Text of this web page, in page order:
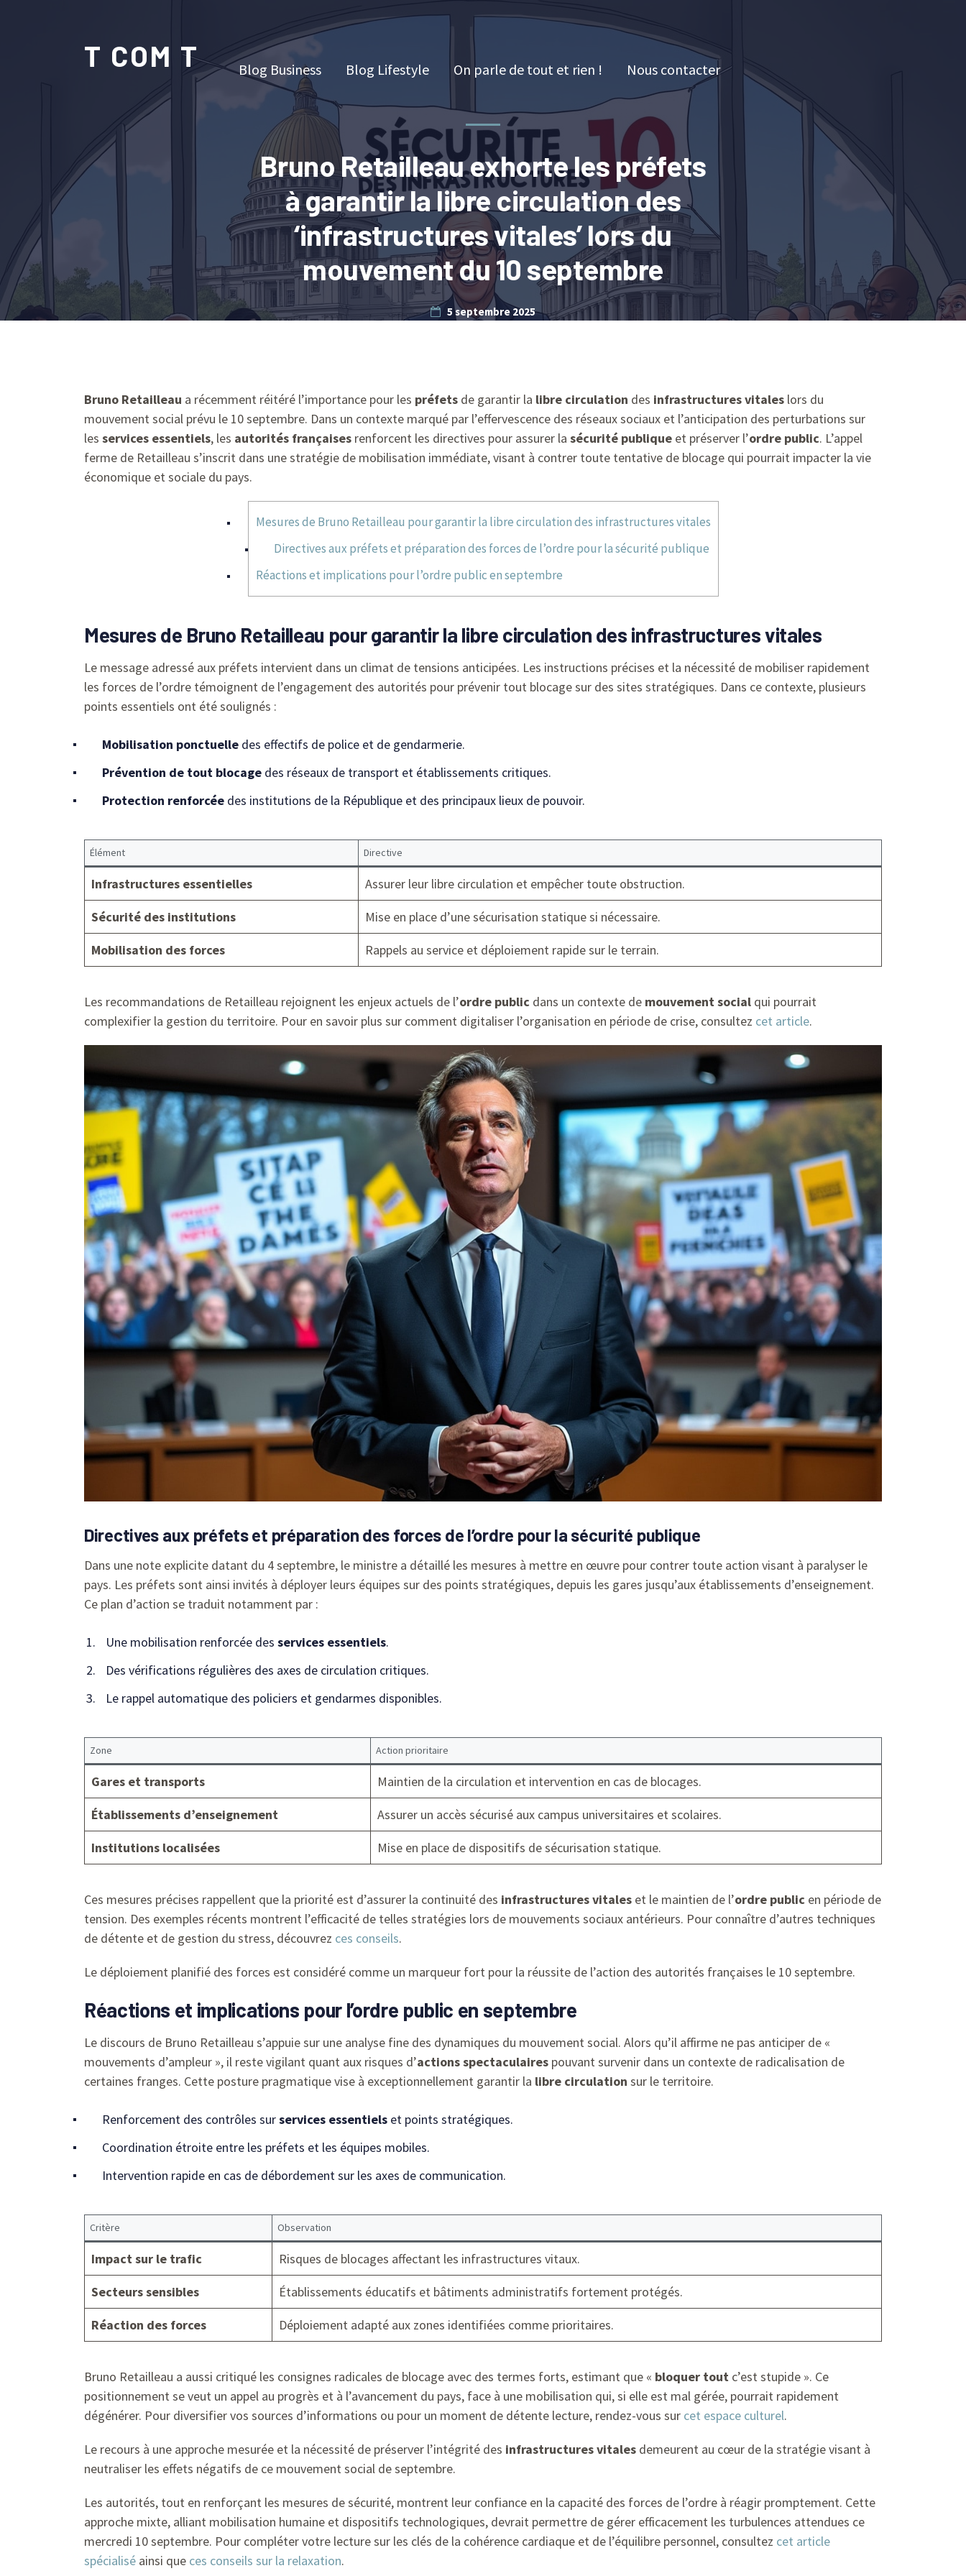
T COM T Blog Business Blog Lifestyle On parle de tout et rien ! Nous contacter
Bruno Retailleau exhorte les préfets
à garantir la libre circulation des
‘infrastructures vitales’ lors du
mouvement du 10 septembre
5 septembre 2025
Bruno Retailleau a récemment réitéré l’importance pour les préfets de garantir la libre circulation des infrastructures vitales lors du
mouvement social prévu le 10 septembre. Dans un contexte marqué par l’effervescence des réseaux sociaux et l’anticipation des perturbations sur
les services essentiels, les autorités françaises renforcent les directives pour assurer la sécurité publique et préserver l’ordre public. L’appel
ferme de Retailleau s’inscrit dans une stratégie de mobilisation immédiate, visant à contrer toute tentative de blocage qui pourrait impacter la vie
économique et sociale du pays.
Mesures de Bruno Retailleau pour garantir la libre circulation des infrastructures vitales
Directives aux préfets et préparation des forces de l’ordre pour la sécurité publique
Réactions et implications pour l’ordre public en septembre
Mesures de Bruno Retailleau pour garantir la libre circulation des infrastructures vitales
Le message adressé aux préfets intervient dans un climat de tensions anticipées. Les instructions précises et la nécessité de mobiliser rapidement
les forces de l’ordre témoignent de l’engagement des autorités pour prévenir tout blocage sur des sites stratégiques. Dans ce contexte, plusieurs
points essentiels ont été soulignés :
Mobilisation ponctuelle des effectifs de police et de gendarmerie.
Prévention de tout blocage des réseaux de transport et établissements critiques.
Protection renforcée des institutions de la République et des principaux lieux de pouvoir.
Élément Directive
Infrastructures essentielles
Assurer leur libre circulation et empêcher toute obstruction.
Sécurité des institutions
Mise en place d’une sécurisation statique si nécessaire.
Mobilisation des forces
Rappels au service et déploiement rapide sur le terrain.
Les recommandations de Retailleau rejoignent les enjeux actuels de l’ordre public dans un contexte de mouvement social qui pourrait
complexifier la gestion du territoire. Pour en savoir plus sur comment digitaliser l’organisation en période de crise, consultez cet article.
Directives aux préfets et préparation des forces de l’ordre pour la sécurité publique
Dans une note explicite datant du 4 septembre, le ministre a détaillé les mesures à mettre en œuvre pour contrer toute action visant à paralyser le
pays. Les préfets sont ainsi invités à déployer leurs équipes sur des points stratégiques, depuis les gares jusqu’aux établissements d’enseignement.
Ce plan d’action se traduit notamment par :
Une mobilisation renforcée des services essentiels.
Des vérifications régulières des axes de circulation critiques.
Le rappel automatique des policiers et gendarmes disponibles.
Zone Action prioritaire
Gares et transports
Maintien de la circulation et intervention en cas de blocages.
Établissements d’enseignement
Assurer un accès sécurisé aux campus universitaires et scolaires.
Institutions localisées
Mise en place de dispositifs de sécurisation statique.
Ces mesures précises rappellent que la priorité est d’assurer la continuité des infrastructures vitales et le maintien de l’ordre public en période de
tension. Des exemples récents montrent l’efficacité de telles stratégies lors de mouvements sociaux antérieurs. Pour connaître d’autres techniques
de détente et de gestion du stress, découvrez ces conseils.
Le déploiement planifié des forces est considéré comme un marqueur fort pour la réussite de l’action des autorités françaises le 10 septembre.
Réactions et implications pour l’ordre public en septembre
Le discours de Bruno Retailleau s’appuie sur une analyse fine des dynamiques du mouvement social. Alors qu’il affirme ne pas anticiper de «
mouvements d’ampleur », il reste vigilant quant aux risques d’actions spectaculaires pouvant survenir dans un contexte de radicalisation de
certaines franges. Cette posture pragmatique vise à exceptionnellement garantir la libre circulation sur le territoire.
Renforcement des contrôles surservices essentiels et points stratégiques.
Coordination étroite entre les préfets et les équipes mobiles.
Intervention rapide en cas de débordement sur les axes de communication.
Critère Observation
Impact sur le trafic
Risques de blocages affectant les infrastructures vitaux.
Secteurs sensibles
Établissements éducatifs et bâtiments administratifs fortement protégés.
Réaction des forces
Déploiement adapté aux zones identifiées comme prioritaires.
Bruno Retailleau a aussi critiqué les consignes radicales de blocage avec des termes forts, estimant que « bloquer tout c’est stupide ». Ce
positionnement se veut un appel au progrès et à l’avancement du pays, face à une mobilisation qui, si elle est mal gérée, pourrait rapidement
dégénérer. Pour diversifier vos sources d’informations ou pour un moment de détente lecture, rendez-vous sur cet espace culturel.
Le recours à une approche mesurée et la nécessité de préserver l’intégrité des infrastructures vitales demeurent au cœur de la stratégie visant à
neutraliser les effets négatifs de ce mouvement social de septembre.
Les autorités, tout en renforçant les mesures de sécurité, montrent leur confiance en la capacité des forces de l’ordre à réagir promptement. Cette
approche mixte, alliant mobilisation humaine et dispositifs technologiques, devrait permettre de gérer efficacement les turbulences attendues ce
mercredi 10 septembre. Pour compléter votre lecture sur les clés de la cohérence cardiaque et de l’équilibre personnel, consultez cet article
spécialisé ainsi que ces conseils sur la relaxation.